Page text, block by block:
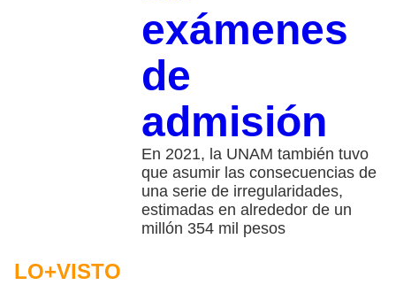
exámenes
de
admisión
En 2021, la UNAM también tuvo
que asumir las consecuencias de
una serie de irregularidades,
estimadas en alrededor de un
millón 354 mil pesos
LO+VISTO